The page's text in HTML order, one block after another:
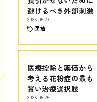
避けるべき外部刺激
2026.06.27
医療
医療控除と薬価から
考える花粉症の最も
賢い治療選択肢
2026.06.26